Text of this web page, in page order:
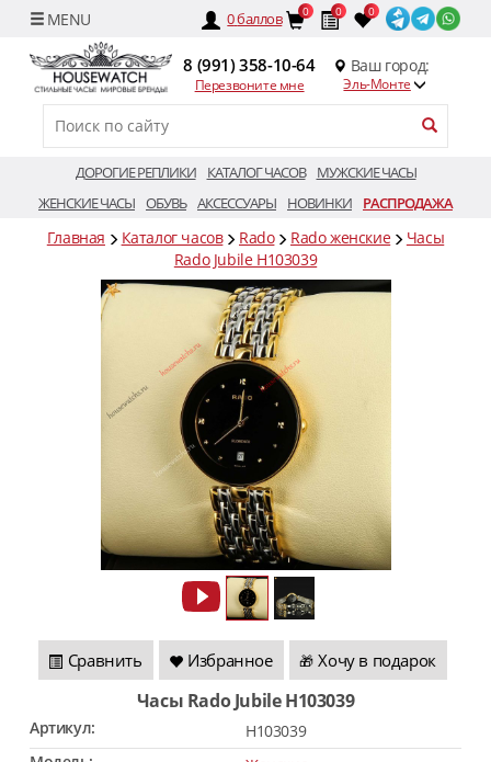
0баллов 0 0 0
8 (991) 358-10-64
Перезвоните мне
Ваш город:
Эль-Монте
ДОРОГИЕ РЕПЛИКИ КАТАЛОГ ЧАСОВ
МУЖСКИЕ ЧАСЫ
ЖЕНСКИЕ ЧАСЫ ОБУВЬ АКСЕССУАРЫ НОВИНКИ РАСПРОДАЖА
Главная Каталог часов Rado Rado женские
Часы
Rado Jubile H103039
Сравнить Избранное 🎁 Хочу в подарок
Часы Rado Jubile H103039
Артикул:
H103039